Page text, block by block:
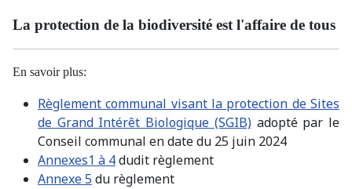
La protection de la biodiversité est l'affaire de tous
En savoir plus:
Règlement communal visant la protection de Sites
de Grand Intérêt Biologique (SGIB)adopté par le
Conseil communal en date du 25 juin 2024
Annexes1 à 4dudit règlement
Annexe 5 du règlement